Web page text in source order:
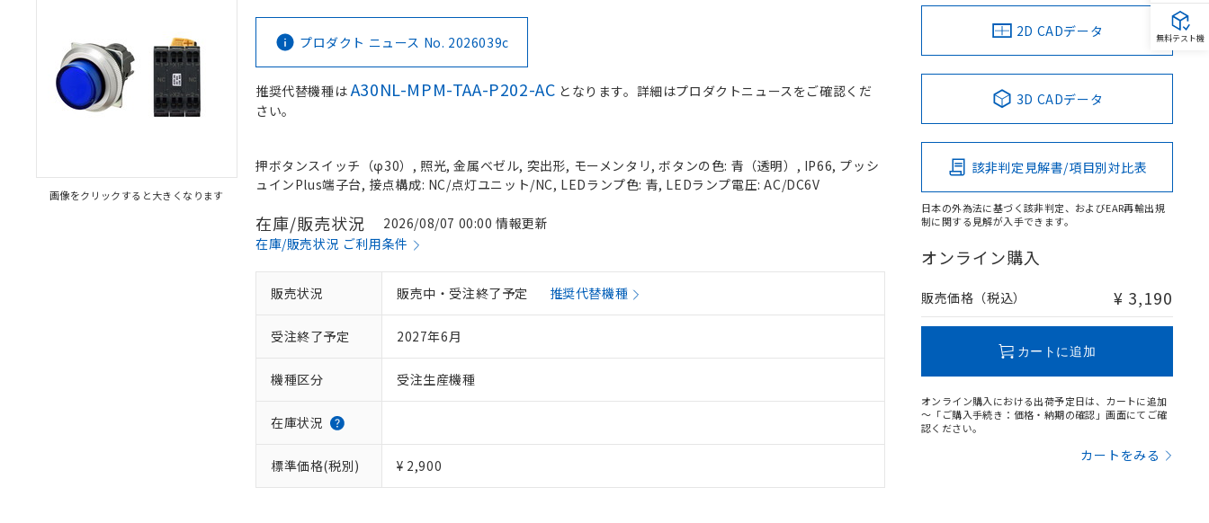
画像をクリックすると大きくなります
プロダクト ニュース No. 2026039c
推奨代替機種はA30NL-MPM-TAA-P202-AC となります。詳細はプロダクトニュースをご確認くだ
さい。
押ボタンスイッチ（φ30）, 照光, 金属ベゼル, 突出形, モーメンタリ, ボタンの色: 青（透明）, IP66, プッシ
ュインPlus端子台, 接点構成: NC/点灯ユニット/NC, LEDランプ色: 青, LEDランプ電圧: AC/DC6V
在庫/販売状況
2026/08/07 00:00 情報更新
在庫/販売状況 ご利用条件
販売状況 販売中・受注終了予定 推奨代替機種
受注終了予定 2027年6月
機種区分 受注生産機種
在庫状況
標準価格(税別) ¥ 2,900
2D CADデータ
3D CADデータ
該非判定見解書/項目別対比表
日本の外為法に基づく該非判定、およびEAR再輸出規
制に関する見解が入手できます。
オンライン購入
販売価格（税込） ¥ 3,190
カートに追加
オンライン購入における出荷予定日は、カートに追加
～「ご購入手続き：価格・納期の確認」画面にてご確
認ください。
カートをみる
無料テスト機